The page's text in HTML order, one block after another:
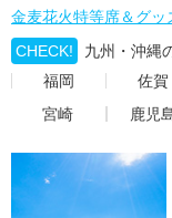
金麦花火特等席＆グッ
CHECK!
九州・沖縄
福岡
佐賀
宮崎
鹿児